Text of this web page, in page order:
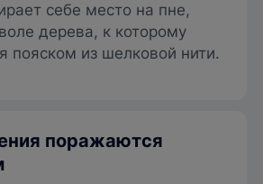
себе место на пне,
дерева, к которому
пояском из шелковой нити.
поражаются